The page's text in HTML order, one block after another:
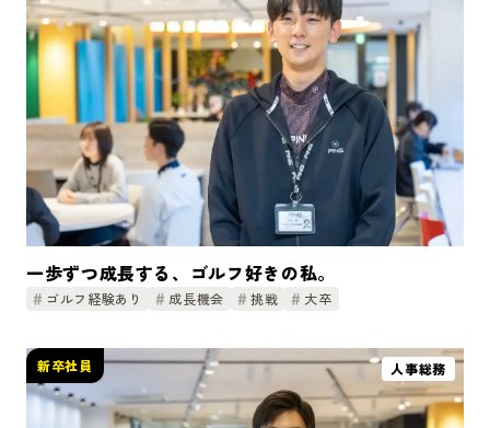
一歩ずつ成長する、ゴルフ好きの私。
ゴルフ経験あり 成長機会 挑戦 大卒
新卒社員 人事総務